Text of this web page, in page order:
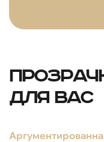
для вас